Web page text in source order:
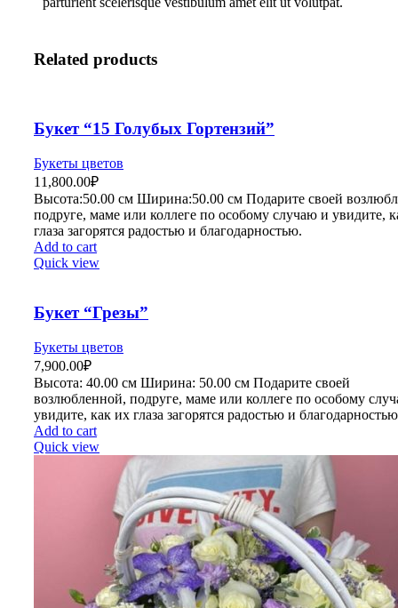
Related products
Букет “15 Голубых Гортензий”
Букеты цветов
11,800.00₽
Высота:50.00 см Ширина:50.00 см Подарите своей
подруге, маме или коллеге по особому случаю и увидите,
глаза загорятся радостью и благодарностью.
Add to cart
Quick view
Букет “Грезы”
Букеты цветов
7,900.00₽
Высота: 40.00 см Ширина: 50.00 см Подарите своей
возлюбленной, подруге, маме или коллеге по особому
увидите, как их глаза загорятся радостью и
Add to cart
Quick view